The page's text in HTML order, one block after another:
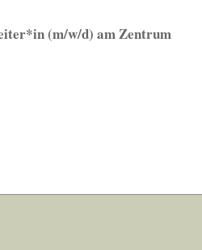
(m/w/d) am Zentrum